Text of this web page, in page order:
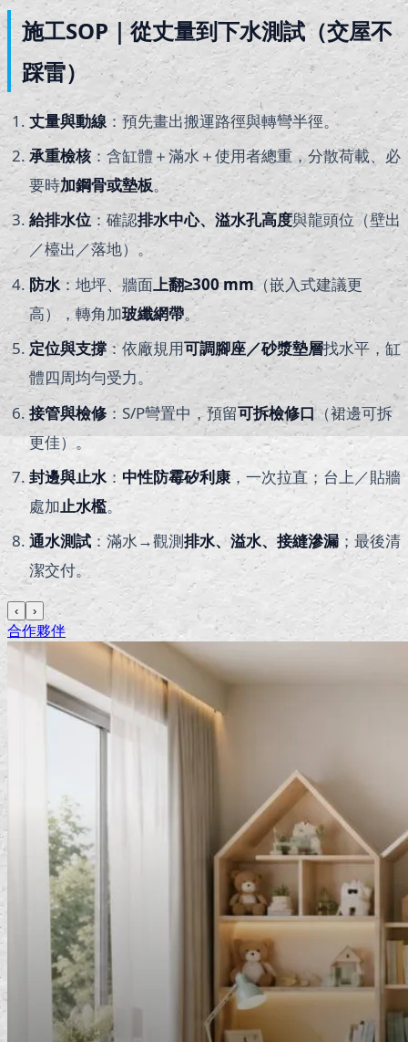
施工SOP｜從丈量到下水測試（交屋不
踩雷）
丈量與動線：預先畫出搬運路徑與轉彎半徑。
承重檢核：含缸體＋滿水＋使用者總重，分散荷載、必
要時加鋼骨或墊板。
給排水位：確認排水中心、溢水孔高度與龍頭位（壁出
／檯出／落地）。
防水：地坪、牆面上翻≥300 mm （嵌入式建議更
高），轉角加玻纖網帶。
定位與支撐 ：依廠規用可調腳座／砂漿墊層找水平，缸
體四周均勻受力。
接管與檢修：S/P彎置中，預留可拆檢修口（裙邊可拆
更佳）。
封邊與止水： 中性防霉矽利康，一次拉直；台上／貼牆
處加止水檻。
通水測試 ：滿水→觀測排水、溢水、接縫滲漏 ；最後清
潔交付。
‹ ›
合作夥伴